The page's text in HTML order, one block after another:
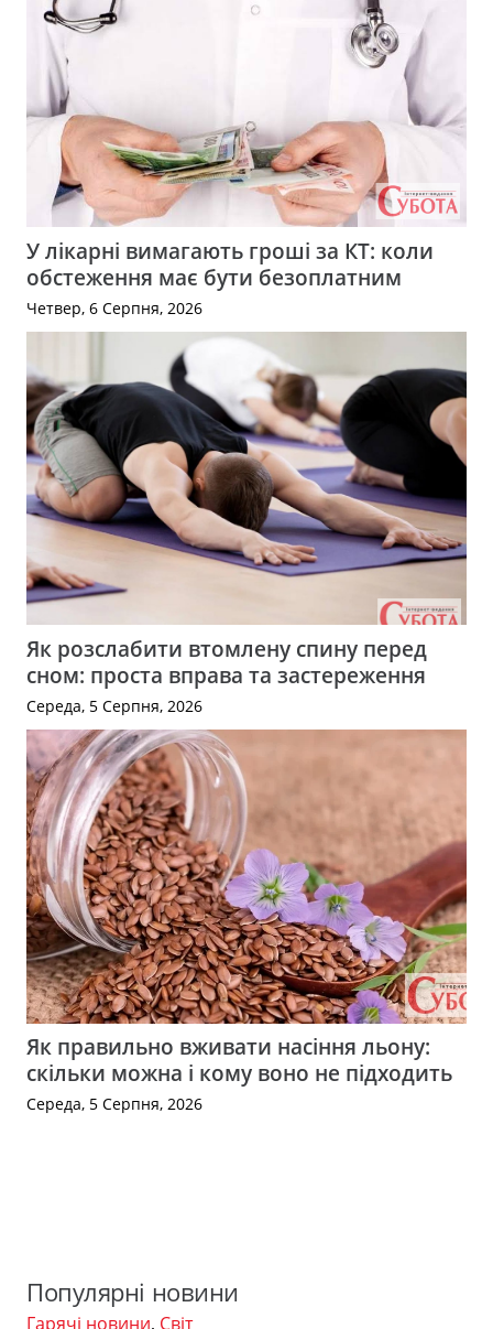
У лікарні вимагають гроші за КТ: коли
обстеження має бути безоплатним
Четвер, 6 Серпня, 2026
Як розслабити втомлену спину перед
сном: проста вправа та застереження
Середа, 5 Серпня, 2026
Як правильно вживати насіння льону:
скільки можна і кому воно не підходить
Середа, 5 Серпня, 2026
Популярні новини
Гарячі новини, Світ